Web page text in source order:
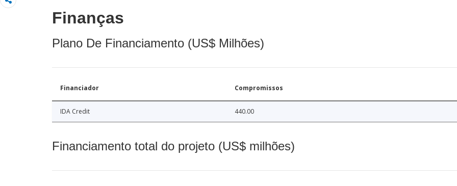
Finanças
Plano De Financiamento (US$ Milhões)
Financiador Compromissos
IDA Credit 440.00
Financiamento total do projeto (US$ milhões)